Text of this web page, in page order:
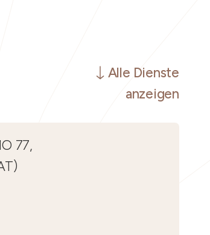
Alle Dienste
anzeigen
77,